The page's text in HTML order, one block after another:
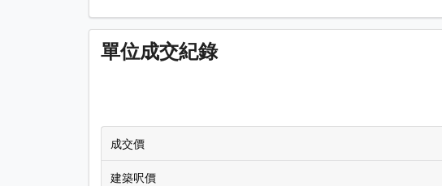
單位成交紀錄
成交價
建築呎價